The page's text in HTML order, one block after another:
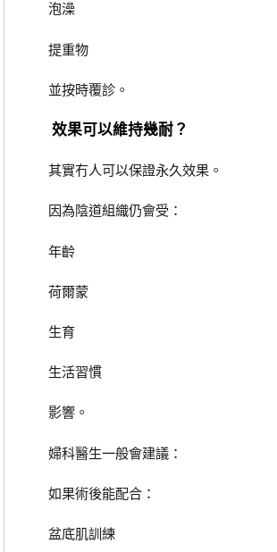
泡澡
提重物
並按時覆診。
效果可以維持幾耐？
其實冇人可以保證永久效果。
因為陰道組織仍會受：
年齡
荷爾蒙
生育
生活習慣
影響。
婦科醫生一般會建議：
如果術後能配合：
盆底肌訓練